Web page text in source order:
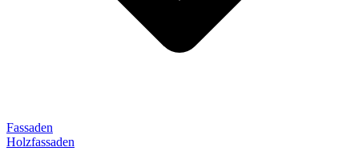
Fassaden
Holzfassaden